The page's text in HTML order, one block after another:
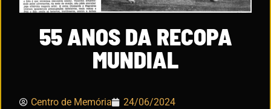
55 ANOS DA RECOPA
MUNDIAL
Centro de Memória 24/06/2024